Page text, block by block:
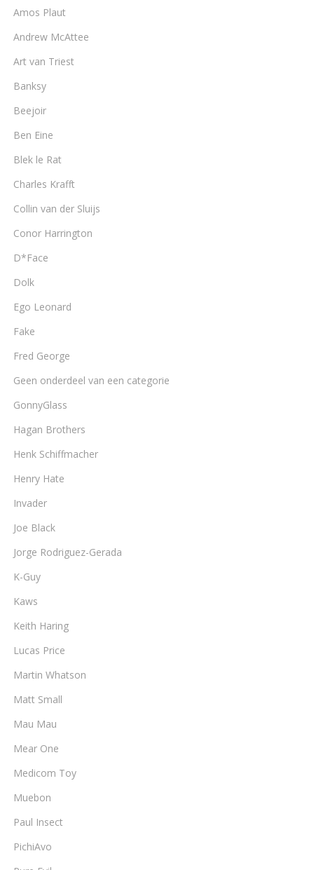
Amos Plaut
Andrew McAttee
Art van Triest
Banksy
Beejoir
Ben Eine
Blek le Rat
Charles Krafft
Collin van der Sluijs
Conor Harrington
D*Face
Dolk
Ego Leonard
Fake
Fred George
Geen onderdeel van een categorie
GonnyGlass
Hagan Brothers
Henk Schiffmacher
Henry Hate
Invader
Joe Black
Jorge Rodriguez-Gerada
K-Guy
Kaws
Keith Haring
Lucas Price
Martin Whatson
Matt Small
Mau Mau
Mear One
Medicom Toy
Muebon
Paul Insect
PichiAvo